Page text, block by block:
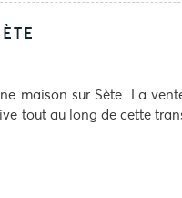
maison sur Sète. La
tout au long de cette